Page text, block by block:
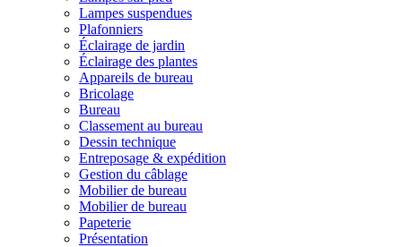
Lampes suspendues
Plafonniers
Éclairage de jardin
Éclairage des plantes
Appareils de bureau
Bricolage
Bureau
Classement au bureau
Dessin technique
Entreposage & expédition
Gestion du câblage
Mobilier de bureau
Mobilier de bureau
Papeterie
Présentation